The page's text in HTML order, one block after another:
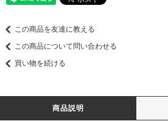
この商品を友達に教える
この商品について問い合わせる
買い物を続ける
商品説明